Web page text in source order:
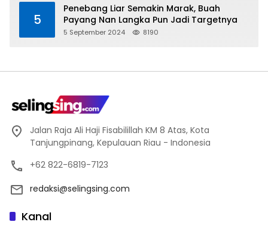
5
Penebang Liar Semakin Marak, Buah
Payang Nan Langka Pun Jadi Targetnya
5 September 2024 8190
Jalan Raja Ali Haji Fisabilillah KM 8 Atas, Kota
Tanjungpinang, Kepulauan Riau - Indonesia
+62 822-6819-7123
redaksi@selingsing.com
Kanal